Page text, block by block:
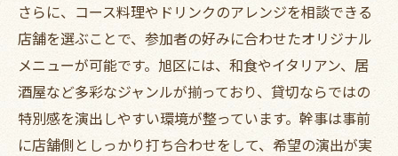
さらに、コース料理やドリンクのアレンジを相談できる
店舗を選ぶことで、参加者の好みに合わせたオリジナル
メニューが可能です。旭区には、和食やイタリアン、居
酒屋など多彩なジャンルが揃っており、貸切ならではの
特別感を演出しやすい環境が整っています。幹事は事前
に店舗側としっかり打ち合わせをして、希望の演出が実